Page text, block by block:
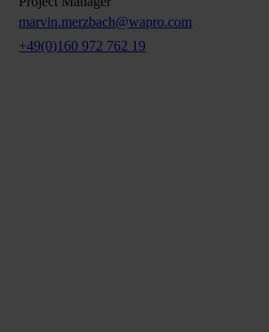
marvin.merzbach@wapro.com
+49(0)160 972 762 19